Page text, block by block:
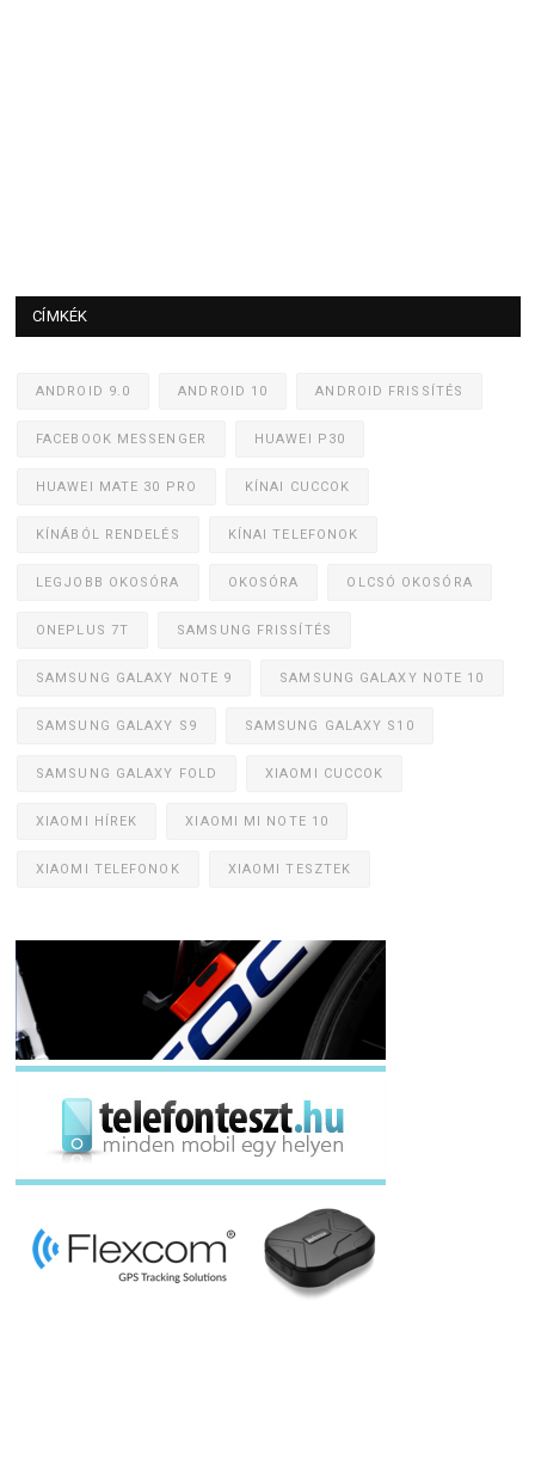
CÍMKÉK
ANDROID 9.0 ANDROID 10 ANDROID FRISSÍTÉS
FACEBOOK MESSENGER HUAWEI P30
HUAWEI MATE 30 PRO KÍNAI CUCCOK
KÍNÁBÓL RENDELÉS KÍNAI TELEFONOK
LEGJOBB OKOSÓRA OKOSÓRA OLCSÓ OKOSÓRA
ONEPLUS 7T SAMSUNG FRISSÍTÉS
SAMSUNG GALAXY NOTE 9 SAMSUNG GALAXY NOTE 10
SAMSUNG GALAXY S9 SAMSUNG GALAXY S10
SAMSUNG GALAXY FOLD XIAOMI CUCCOK
XIAOMI HÍREK XIAOMI MI NOTE 10
XIAOMI TELEFONOK XIAOMI TESZTEK